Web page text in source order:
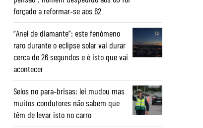
forçado a reformar‑se aos 62
“Anel de diamante”: este fenómeno
raro durante o eclipse solar vai durar
cerca de 26 segundos e é isto que vai
acontecer
Selos no para‑brisas: lei mudou mas
muitos condutores não sabem que
têm de levar isto no carro